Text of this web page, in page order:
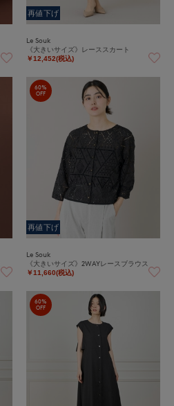
再値下げ
Le Souk
《大きいサイズ》レーススカート
￥12,452(税込)
60%
OFF
再値下げ
Le Souk
《大きいサイズ》2WAYレースブラウス
￥11,660(税込)
60%
OFF